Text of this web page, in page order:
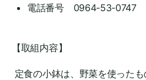
電話番号 0964-53-0747
【取組内容】
定食の小鉢は、野菜を使った